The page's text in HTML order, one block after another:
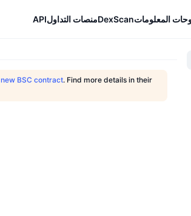
المعلوماتDexScanمنصات التداولAPI
ساعة)
new BSC contract. Find more details in their